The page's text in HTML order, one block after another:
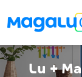
Lu +